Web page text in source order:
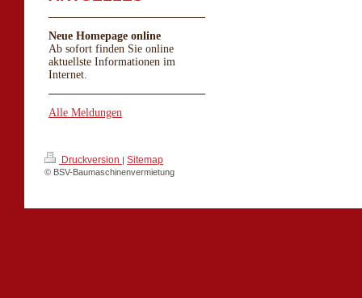
Neue Homepage online
Ab sofort finden Sie online
aktuellste Informationen im
Internet.
Alle Meldungen
Druckversion | Sitemap
© BSV-Baumaschinenvermietung